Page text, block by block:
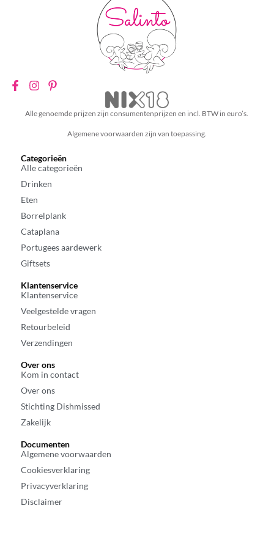
Alle genoemde prijzen zijn consumentenprijzen en incl. BTW in euro’s.
Algemene voorwaarden zijn van toepassing.
Categorieën
Alle categorieën
Drinken
Eten
Borrelplank
Cataplana
Portugees aardewerk
Giftsets
Klantenservice
Klantenservice
Veelgestelde vragen
Retourbeleid
Verzendingen
Over ons
Kom in contact
Over ons
Stichting Dishmissed
Zakelijk
Documenten
Algemene voorwaarden
Cookiesverklaring
Privacyverklaring
Disclaimer